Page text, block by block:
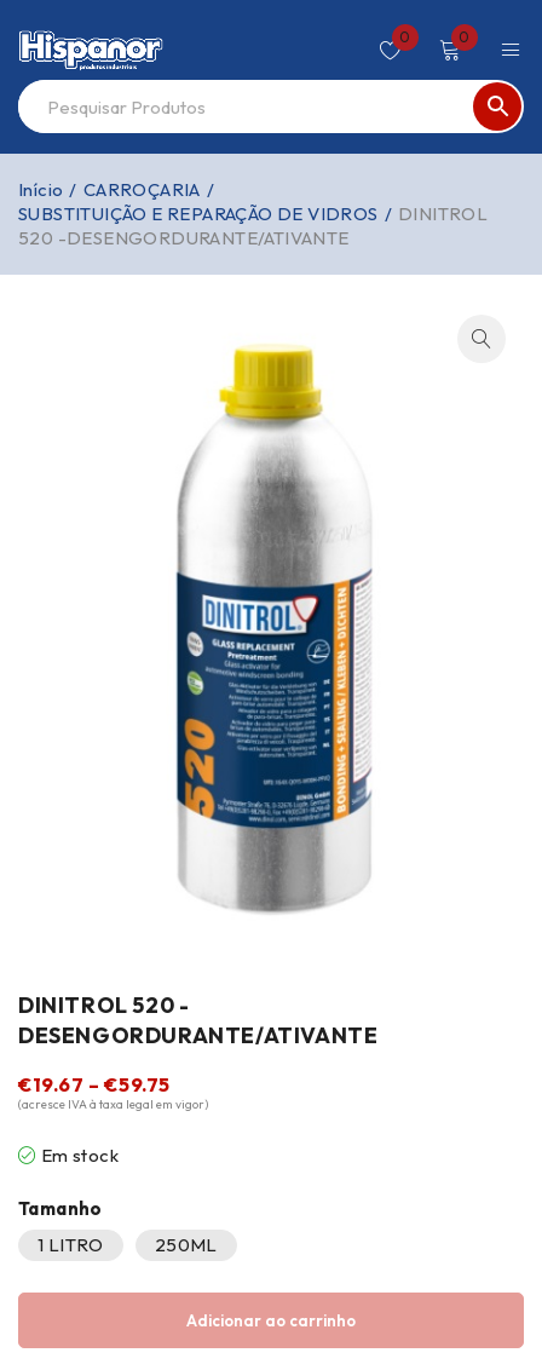
0 0
Início / CARROÇARIA /
SUBSTITUIÇÃO E REPARAÇÃO DE VIDROS / DINITROL
520 -DESENGORDURANTE/ATIVANTE
DINITROL 520 -
DESENGORDURANTE/ATIVANTE
€19.67 – €59.75
(acresce IVA à taxa legal em vigor)
Em stock
Tamanho
1 LITRO
250ML
Adicionar ao carrinho